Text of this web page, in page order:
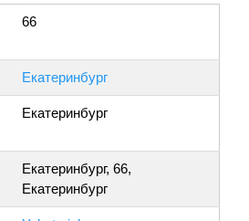
66
Екатеринбург
Екатеринбург
Екатеринбург, 66,
Екатеринбург